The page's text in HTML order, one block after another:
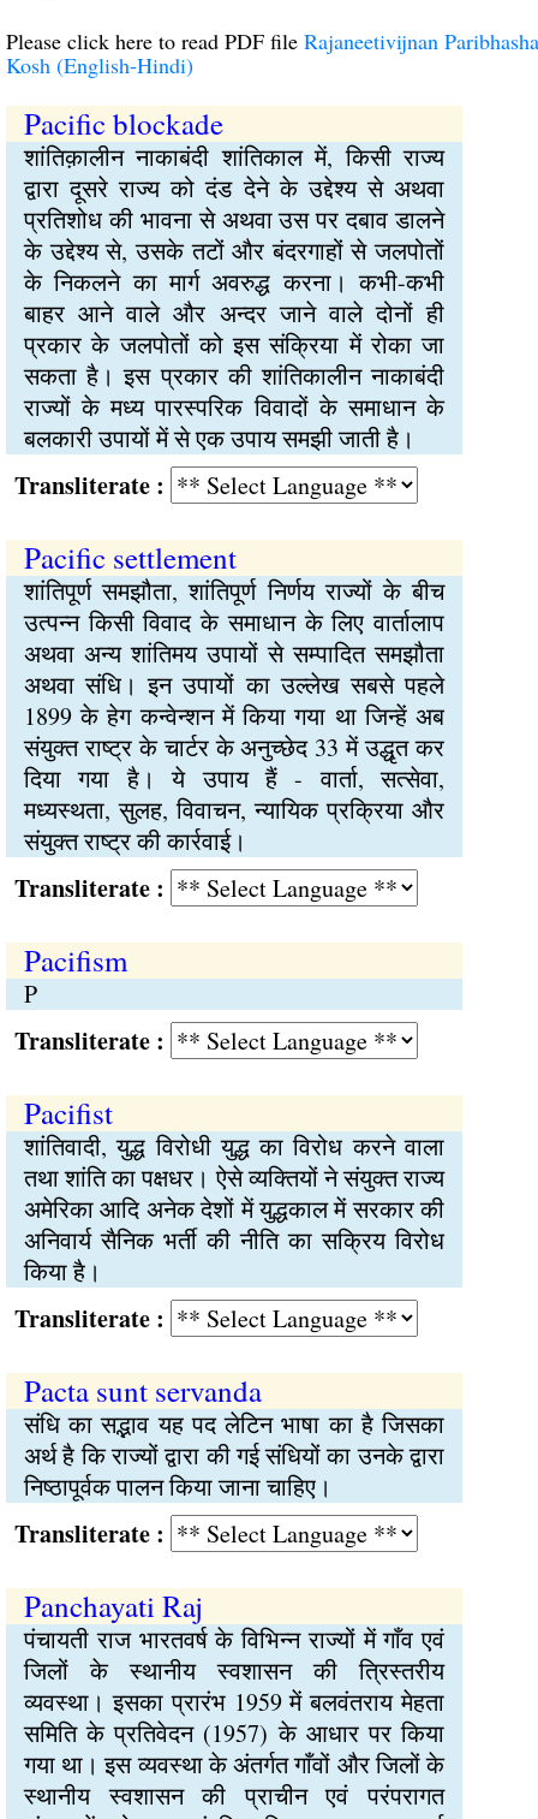
Please click here to read PDF file Rajaneetivijnan Paribhasha
Kosh (English-Hindi)
Pacific blockade
शांतिक़ालीन नाकाबंदी शांतिकाल में, किसी राज्य
द्वारा दूसरे राज्य को दंड देने के उद्देश्य से अथवा
प्रतिशोध की भावना से अथवा उस पर दबाव डालने
के उद्देश्य से, उसके तटों और बंदरगाहों से जलपोतों
के निकलने का मार्ग अवरुद्ध करना। कभी-कभी
बाहर आने वाले और अन्दर जाने वाले दोनों ही
प्रकार के जलपोतों को इस संक्रिया में रोका जा
सकता है। इस प्रकार की शांतिकालीन नाकाबंदी
राज्यों के मध्य पारस्परिक विवादों के समाधान के
बलकारी उपायों में से एक उपाय समझी जाती है।
:
Pacific settlement
शांतिपूर्ण समझौता, शांतिपूर्ण निर्णय राज्यों के बीच
उत्पन्न किसी विवाद के समाधान के लिए वार्तालाप
अथवा अन्य शांतिमय उपायों से सम्पादित समझौता
अथवा संधि। इन उपायों का उल्लेख सबसे पहले
1899 के हेग कन्वेन्शन में किया गया था जिन्हें अब
संयुक्त राष्ट्र के चार्टर के अनुच्छेद 33 में उद्धृत कर
दिया गया है। ये उपाय हैं - वार्ता, सत्सेवा,
मध्यस्थता, सुलह, विवाचन, न्यायिक प्रक्रिया और
संयुक्त राष्ट्र की कार्रवाई।
:
Pacifism
P
:
Pacifist
शांतिवादी, युद्ध विरोधी युद्ध का विरोध करने वाला
तथा शांति का पक्षधर। ऐसे व्यक्तियों ने संयुक्त राज्य
अमेरिका आदि अनेक देशों में युद्धकाल में सरकार की
अनिवार्य सैनिक भर्ती की नीति का सक्रिय विरोध
किया है।
:
Pacta sunt servanda
संधि का सद्भाव यह पद लेटिन भाषा का है जिसका
अर्थ है कि राज्यों द्वारा की गई संधियों का उनके द्वारा
निष्ठापूर्वक पालन किया जाना चाहिए।
:
Panchayati Raj
पंचायती राज भारतवर्ष के विभिन्न राज्यों में गाँव एवं
जिलों के स्थानीय स्वशासन की त्रिस्तरीय
व्यवस्था। इसका प्रारंभ 1959 में बलवंतराय मेहता
समिति के प्रतिवेदन (1957) के आधार पर किया
गया था। इस व्यवस्था के अंतर्गत गाँवों और जिलों के
स्थानीय स्वशासन की प्राचीन एवं परंपरागत